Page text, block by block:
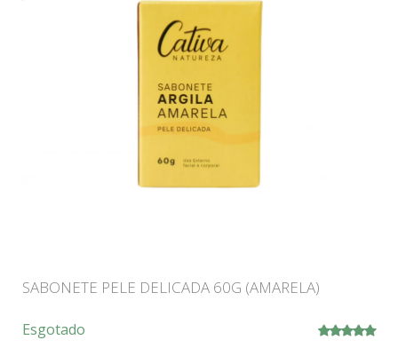
SABONETE PELE DELICADA 60G (AMARELA)
Esgotado